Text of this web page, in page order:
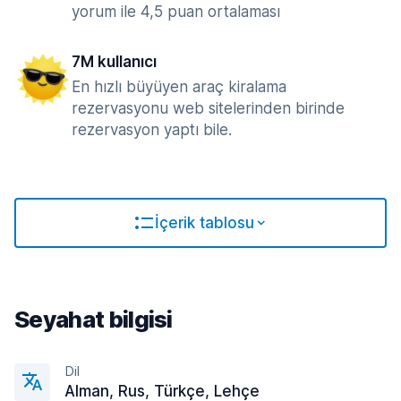
yorum ile 4,5 puan ortalaması
7M kullanıcı
En hızlı büyüyen araç kiralama
rezervasyonu web sitelerinden birinde
rezervasyon yaptı bile.
İçerik tablosu
Seyahat bilgisi
Dil
Alman, Rus, Türkçe, Lehçe